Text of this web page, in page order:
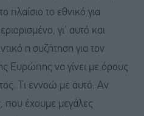
πλαίσιο το εθνικό για
γι' αυτό και
η συζήτηση για τον
Ευρώπης να γίνει με όρους
Τι εννοώ με αυτό: Αν
που έχουμε μεγάλες